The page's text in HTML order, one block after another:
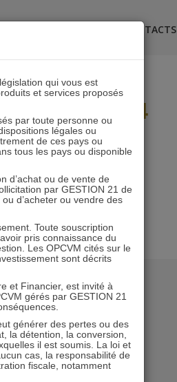
CONTACTS
2024
qui vous est
et services proposés
par toute personne ou
légales ou
de ces pays ou
tous les pays ou disponible
d’achat ou de vente de
par GESTION 21 de
d’acheter ou vendre des
Toute souscription
pris connaissance du
Les OPCVM cités sur le
sont décrits
et Financier, est invité à
gérés par GESTION 21
générer des pertes ou des
la détention, la conversion,
il est soumis. La loi et
cas, la responsabilité de
fiscale, notamment